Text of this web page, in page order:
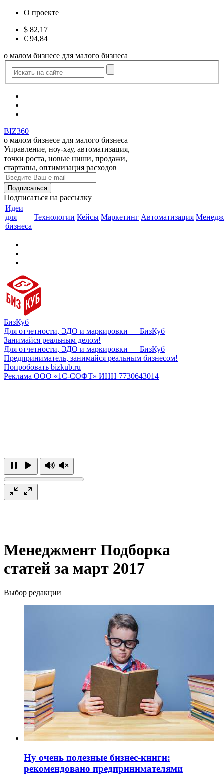
О проекте
$ 82,17
€ 94,84
о малом бизнесе для малого бизнеса
BIZ360
о малом бизнесе для малого бизнеса
Управление, ноу-хау, автоматизация,
точки роста, новые ниши, продажи,
стартапы, оптимизация расходов
Подписаться на рассылку
Идеи
для
бизнеса
Технологии Кейсы Маркетинг Автоматизация
БизКуб
Для отчетности, ЭДО и маркировки — БизКуб
Занимайся реальным делом!
Для отчетности, ЭДО и маркировки — БизКуб
Предприниматель, занимайся реальным бизнесом!
Попробовать bizkub.ru
Реклама ООО «1С-СОФТ» ИНН 7730643014
Менеджмент Подборка
статей за март 2017
Выбор редакции
Ну очень полезные бизнес-книги:
рекомендовано предпринимателями